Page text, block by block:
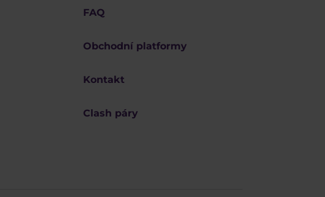
FAQ
Obchodní platformy
Kontakt
Clash páry